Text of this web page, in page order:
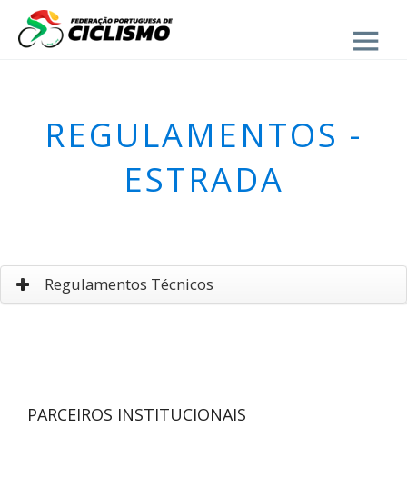
Close
REGULAMENTOS -
ESTRADA
Regulamentos Técnicos
PARCEIROS INSTITUCIONAIS